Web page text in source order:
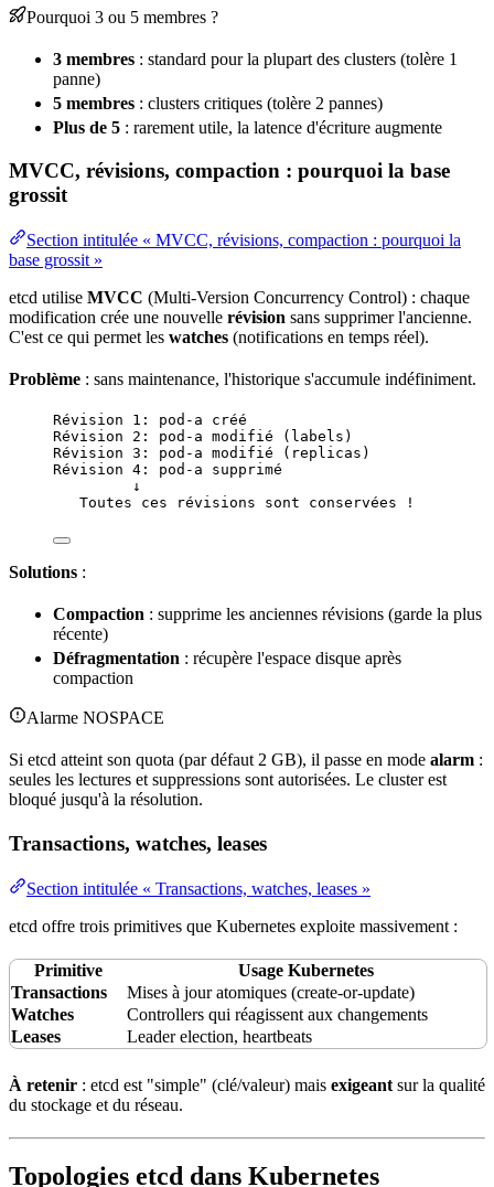
Pourquoi 3 ou 5 membres ?
3 membres : standard pour la plupart des clusters (tolère 1
panne)
5 membres : clusters critiques (tolère 2 pannes)
Plus de 5 : rarement utile, la latence d'écriture augmente
MVCC, révisions, compaction : pourquoi la base
grossit
Section intitulée « MVCC, révisions, compaction : pourquoi la
base grossit »
etcd utilise MVCC (Multi-Version Concurrency Control) : chaque
modification crée une nouvelle révision sans supprimer l'ancienne.
C'est ce qui permet les watches (notifications en temps réel).
Problème : sans maintenance, l'historique s'accumule indéfiniment.
Révision 1: pod-a créé
Révision 2: pod-a modifié (labels)
Révision 3: pod-a modifié (replicas)
Révision 4: pod-a supprimé
↓
Toutes ces révisions sont conservées !
Solutions :
Compaction : supprime les anciennes révisions (garde la plus
récente)
Défragmentation : récupère l'espace disque après
compaction
Alarme NOSPACE
Si etcd atteint son quota (par défaut 2 GB), il passe en mode alarm :
seules les lectures et suppressions sont autorisées. Le cluster est
bloqué jusqu'à la résolution.
Transactions, watches, leases
Section intitulée « Transactions, watches, leases »
etcd offre trois primitives que Kubernetes exploite massivement :
Primitive
Usage Kubernetes
Transactions
Mises à jour atomiques (create-or-update)
Watches
Controllers qui réagissent aux changements
Leases
Leader election, heartbeats
À retenir : etcd est "simple" (clé/valeur) mais exigeant sur la qualité
du stockage et du réseau.
Topologies etcd dans Kubernetes